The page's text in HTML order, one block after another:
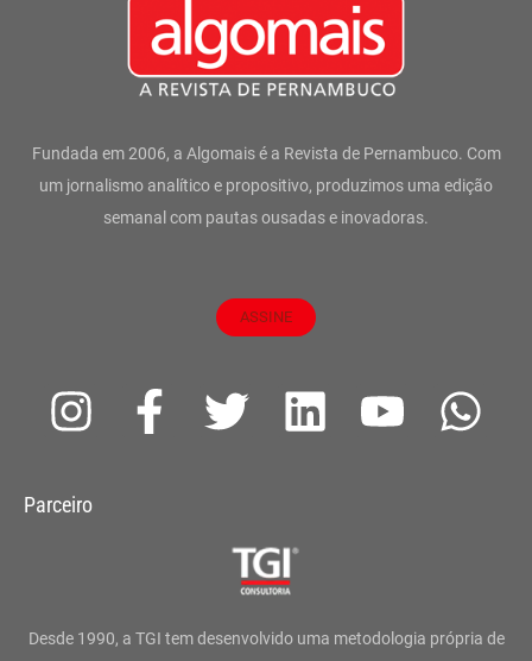
Fundada em 2006, a Algomais é a Revista de Pernambuco. Com
um jornalismo analítico e propositivo, produzimos uma edição
semanal com pautas ousadas e inovadoras.
ASSINE
I
s
g
F
a
o
T
t
e
L
d
Y
b
W
a
Parceiro
Desde 1990, a TGI tem desenvolvido uma metodologia própria de